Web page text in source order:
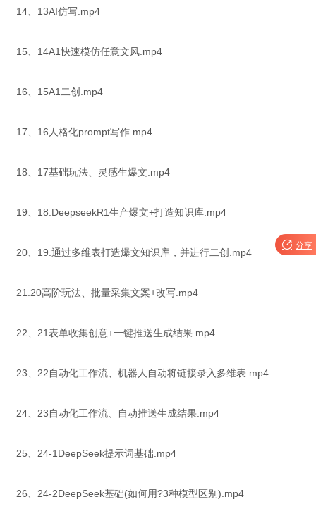
14、13AI仿写.mp4
15、14A1快速模仿任意文风.mp4
16、15A1二创.mp4
17、16人格化prompt写作.mp4
18、17基础玩法、灵感生爆文.mp4
19、18.DeepseekR1生产爆文+打造知识库.mp4
20、19.通过多维表打造爆文知识库，并进行二创.mp4
21.20高阶玩法、批量采集文案+改写.mp4
22、21表单收集创意+一键推送生成结果.mp4
23、22自动化工作流、机器人自动将链接录入多维表.mp4
24、23自动化工作流、自动推送生成结果.mp4
25、24-1DeepSeek提示词基础.mp4
26、24-2DeepSeek基础(如何用?3种模型区别).mp4
 分享